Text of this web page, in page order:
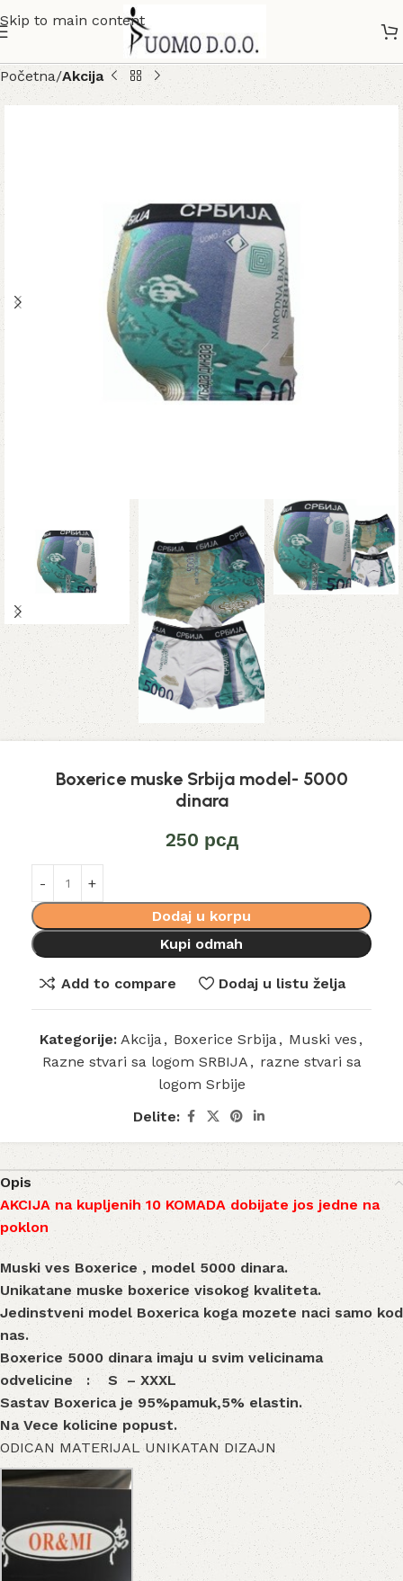
Skip to main content
Početna Akcija
Boxerice muske Srbija model- 5000
dinara
250 рсд
Dodaj u korpu
Kupi odmah
Add to compare Dodaj u listu želja
Kategorije: Akcija, Boxerice Srbija, Muski ves ,
Razne stvari sa logom SRBIJA , razne stvari sa
logom Srbije
Delite:
Opis
AKCIJA na kupljenih 10 KOMADA dobijate jos jedne na
poklon
Muski ves Boxerice , model 5000 dinara.
Unikatane muske boxerice visokog kvaliteta.
Jedinstveni model Boxerica koga mozete naci samo kod
nas.
Boxerice 5000 dinara imaju u svim velicinama
odvelicine : S – XXXL
Sastav Boxerica je 95%pamuk,5% elastin.
Na Vece kolicine popust.
ODICAN MATERIJAL UNIKATAN DIZAJN